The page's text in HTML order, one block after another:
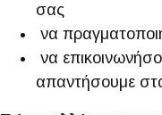
σας
να
να
απαντήσουμε